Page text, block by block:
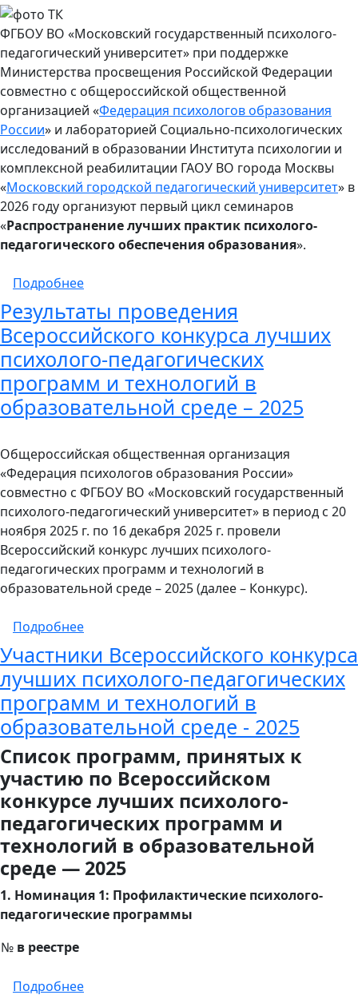
ФГБОУ ВО «Московский государственный психолого-
педагогический университет» при поддержке
Министерства просвещения Российской Федерации
совместно с общероссийской общественной
организацией «Федерация психологов образования
России» и лабораторией Социально-психологических
исследований в образовании Института психологии и
комплексной реабилитации ГАОУ ВО города Москвы
«Московский городской педагогический университет» в
2026 году организуют первый цикл семинаров
«Распространение лучших практик психолого-
педагогического обеспечения образования».
Подробнеео Цикл семинаров «Распространение
Результаты проведения
Всероссийского конкурса лучших
психолого-педагогических
программ и технологий в
образовательной среде – 2025
Общероссийская общественная организация
«Федерация психологов образования России»
совместно с ФГБОУ ВО «Московский государственный
психолого-педагогический университет» в период с 20
ноября 2025 г. по 16 декабря 2025 г. провели
Всероссийский конкурс лучших психолого-
педагогических программ и технологий в
образовательной среде – 2025 (далее – Конкурс).
Подробнеео Результаты проведения
Участники Всероссийского конкурса
лучших психолого-педагогических
программ и технологий в
образовательной среде - 2025
Список программ, принятых к
участию по Всероссийском
конкурсе лучших психолого-
педагогических программ и
технологий в образовательной
среде — 2025
1. Номинация 1: Профилактические психолого-
педагогические программы
№ в реестре
Подробнеео Участники Всероссийского конкурса